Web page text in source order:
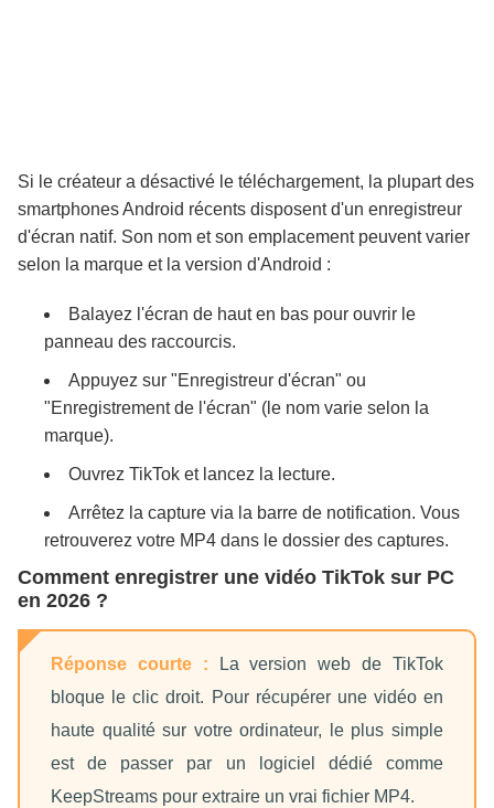
Si le créateur a désactivé le téléchargement, la plupart des
smartphones Android récents disposent d'un enregistreur
d'écran natif. Son nom et son emplacement peuvent varier
selon la marque et la version d'Android :
Balayez l'écran de haut en bas pour ouvrir le
panneau des raccourcis.
Appuyez sur "Enregistreur d'écran" ou
"Enregistrement de l'écran" (le nom varie selon la
marque).
Ouvrez TikTok et lancez la lecture.
Arrêtez la capture via la barre de notification. Vous
retrouverez votre MP4 dans le dossier des captures.
Comment enregistrer une vidéo TikTok sur PC
en 2026 ?
Réponse courte : La version web de TikTok
bloque le clic droit. Pour récupérer une vidéo en
haute qualité sur votre ordinateur, le plus simple
est de passer par un logiciel dédié comme
KeepStreams pour extraire un vrai fichier MP4.